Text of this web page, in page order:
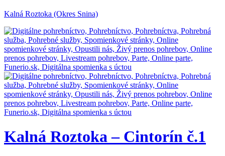
Kalná Roztoka (Okres Snina)
Kalná Roztoka – Cintorín č.1